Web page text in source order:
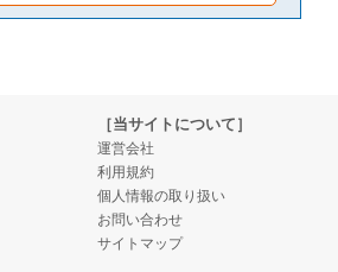
［当サイトについて］
運営会社
利用規約
個人情報の取り扱い
お問い合わせ
サイトマップ